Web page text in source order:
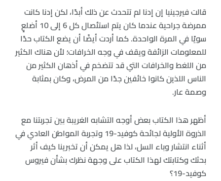
قالت فيرجينيا إن إدنا لم تتحدث عن ذلك أبدًا، لكن إدنا كانت
ممرضة جراحية عندما كان يتم استئصال كل 6 إلى 10 أضلعٍ
سويًا في المرة الواحدة. كما أردت أيضًا أن يضع الكتاب حدًا
للمعلومات الزائفة ويقف في وجه الخرافات؛ لأن هناك الكثير
من اللغط والخرافات التي قد تتضخم في أذهان الكثير من
الناس اللذين كانوا خائفين جدًا من المرض، وكان بمثابة
وصمة عار.
أظهر هذا الكتاب بعض أوجه التشابه الغريبة بين تجربتنا مع
الذروة الأولية لجائحة كوفيد-19 وتجربة المواطن العادي في
أثناء انتشار وباء السل، لذا هل يمكن أن تخبرينا كيف أثر
بحثك وكتابتك لهذا الكتاب على وجهة نظرك بشأن فيروس
كوفيد-19؟